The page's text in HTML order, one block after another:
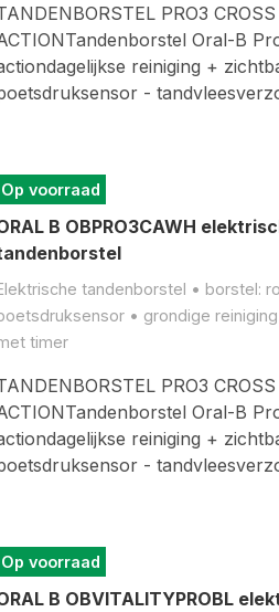
PRO3 CROSS
Oral-B
reiniging +
-
Op voorraad
B OBPRO3CAWH
tandenborstel • borstel:
• grondige
timer
PRO3 CROSS
Oral-B
reiniging +
-
Op voorraad
B OBVITALITYPROBL